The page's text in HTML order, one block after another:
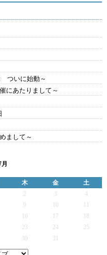
ついに始動～
にあたりまして～
まして～
木 金
土
2 3
4
9
16 17
23 24
25
30 31